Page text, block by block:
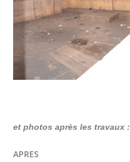
et photos après les travaux :
APRES